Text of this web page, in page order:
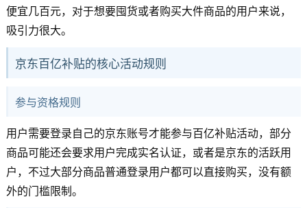
便宜几百元，对于想要囤货或者购买大件商品的用户来说，
吸引力很大。
京东百亿补贴的核心活动规则
参与资格规则
用户需要登录自己的京东账号才能参与百亿补贴活动，部分
商品可能还会要求用户完成实名认证，或者是京东的活跃用
户，不过大部分商品普通登录用户都可以直接购买，没有额
外的门槛限制。